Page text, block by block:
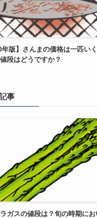
年版】さんまの価格は一匹い
段はどうですか？
事
ガスの値段は？旬の時期に